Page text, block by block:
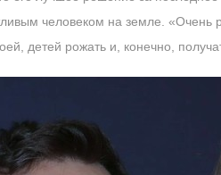
человеком на земле.
детей рожать и, конечно,